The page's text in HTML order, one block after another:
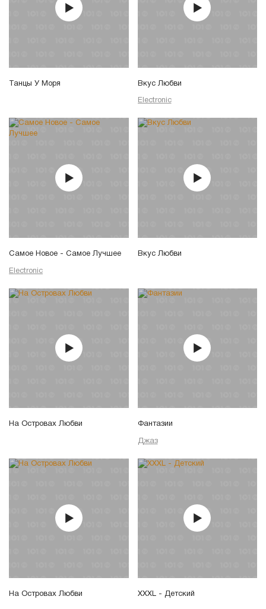
Танцы У Моря Вкус Любви
Electronic
Самое Новое - Самое Лучшее
Electronic
Вкус Любви
На Островах Любви Фантазии
Джаз
На Островах Любви XXXL - Детский